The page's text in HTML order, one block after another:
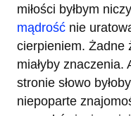
miłości byłbym
mądrość nie
cierpieniem. Żadne
miałyby znaczenia.
stronie słowo
niepoparte